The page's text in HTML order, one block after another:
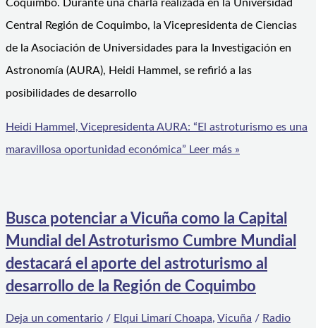
Coquimbo. Durante una charla realizada en la Universidad
Central Región de Coquimbo, la Vicepresidenta de Ciencias
de la Asociación de Universidades para la Investigación en
Astronomía (AURA), Heidi Hammel, se refirió a las
posibilidades de desarrollo
Heidi Hammel, Vicepresidenta AURA: “El astroturismo es una
maravillosa oportunidad económica” Leer más »
Busca potenciar a Vicuña como la Capital
Mundial del Astroturismo Cumbre Mundial
destacará el aporte del astroturismo al
desarrollo de la Región de Coquimbo
Deja un comentario / Elqui Limarí Choapa, Vicuña / Radio